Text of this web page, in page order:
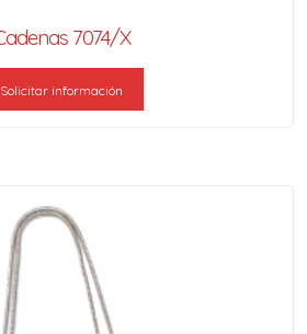
7074/X
Solicitar información